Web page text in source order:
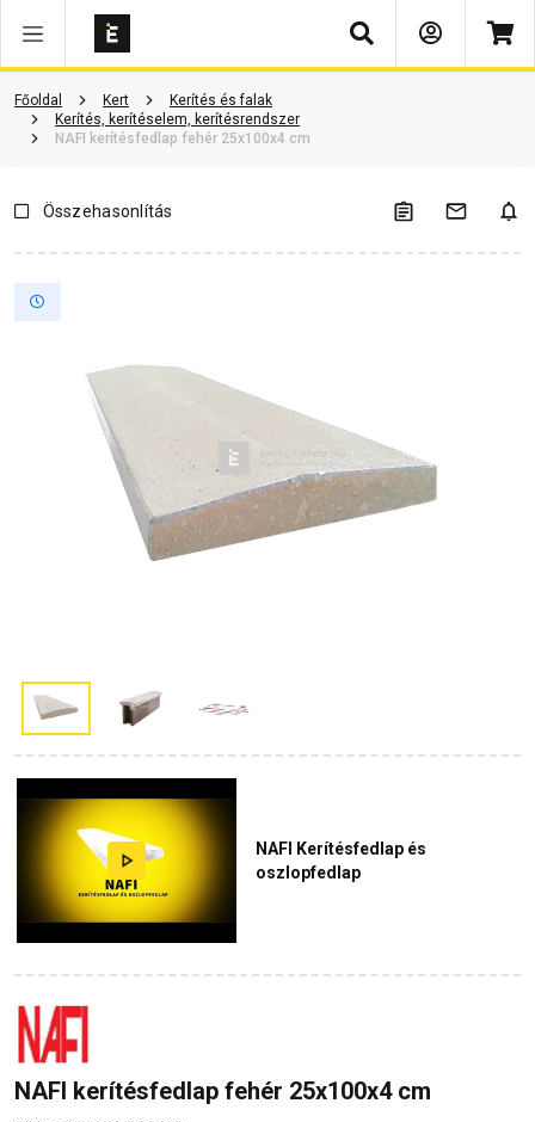
Keresés
Főoldal Kert
Kerítés és falak
Kerítés, kerítéselem, kerítésrendszer
NAFI kerítésfedlap fehér 25x100x4 cm
Vásárlói vélemények Kérdések és válaszok Kapcsolódó cikkek
NAFI Kerítésfedlap és
oszlopfedlap
Összehasonlítás
NAFI kerítésfedlap fehér 25x100x4 cm